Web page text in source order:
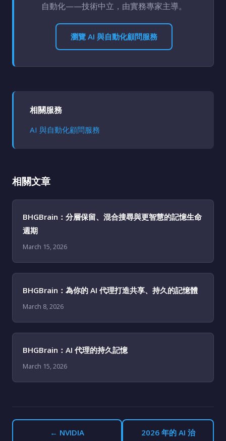
自動化——技術中立，由實務專家主導。
瀏覽 AI 與自動化顧問服務
相關服務
AI 與自動化顧問服務
相關文章
BHGBrain：分層保留、混合搜尋與更智慧的記憶生命
週期
March 15, 2026
BHGBrain：為你的 AI 代理打造共享、持久的記憶體
March 8, 2026
BHGBrain：AI 代理的持久記憶
March 15, 2026
← NVIDIA
2026 年的 AI 治